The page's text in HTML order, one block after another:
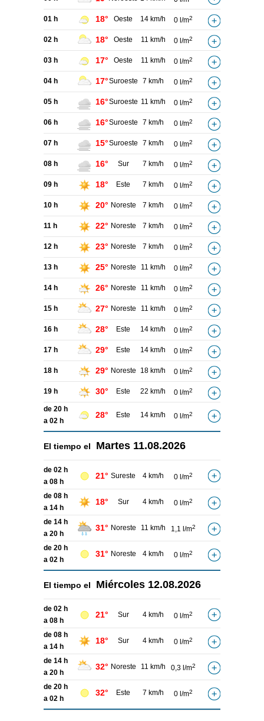
01 h 18° Oeste 14 km/h 0 l/m2
02 h 18° Oeste 11 km/h 0 l/m2
03 h 17° Oeste 11 km/h 0 l/m2
04 h 17°Suroeste 7 km/h 0 l/m2
05 h 16°Suroeste 11 km/h 0 l/m2
06 h 16°Suroeste 7 km/h 0 l/m2
07 h 15°Suroeste 7 km/h 0 l/m2
08 h 16° Sur 7 km/h 0 l/m2
09 h 18° Este 7 km/h 0 l/m2
10 h 20° Noreste 7 km/h 0 l/m2
11 h 22° Noreste 7 km/h 0 l/m2
12 h 23° Noreste 7 km/h 0 l/m2
13 h 25° Noreste 11 km/h 0 l/m2
14 h 26° Noreste 11 km/h 0 l/m2
15 h 27° Noreste 11 km/h 0 l/m2
16 h 28° Este 14 km/h 0 l/m2
17 h 29° Este 14 km/h 0 l/m2
18 h 29° Noreste 18 km/h 0 l/m2
19 h 30° Este 22 km/h 0 l/m2
de 20 h
a 02 h
28° Este 14 km/h 0 l/m2
El tiempo el Martes 11.08.2026
de 02 h
a 08 h
21° Sureste 4 km/h 0 l/m2
de 08 h
a 14 h
18° Sur 4 km/h 0 l/m2
de 14 h
a 20 h
31° Noreste 11 km/h 1,1 l/m2
de 20 h
a 02 h
31° Noreste 4 km/h 0 l/m2
El tiempo el Miércoles 12.08.2026
de 02 h
a 08 h
21° Sur 4 km/h 0 l/m2
de 08 h
a 14 h
18° Sur 4 km/h 0 l/m2
de 14 h
a 20 h
32° Noreste 11 km/h 0,3 l/m2
de 20 h
a 02 h
32° Este 7 km/h 0 l/m2